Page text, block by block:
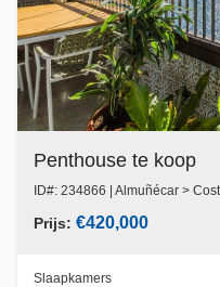
Penthouse te koop
ID#: 234866 | Almuñécar >
Prijs: €420,000
Slaapkamers